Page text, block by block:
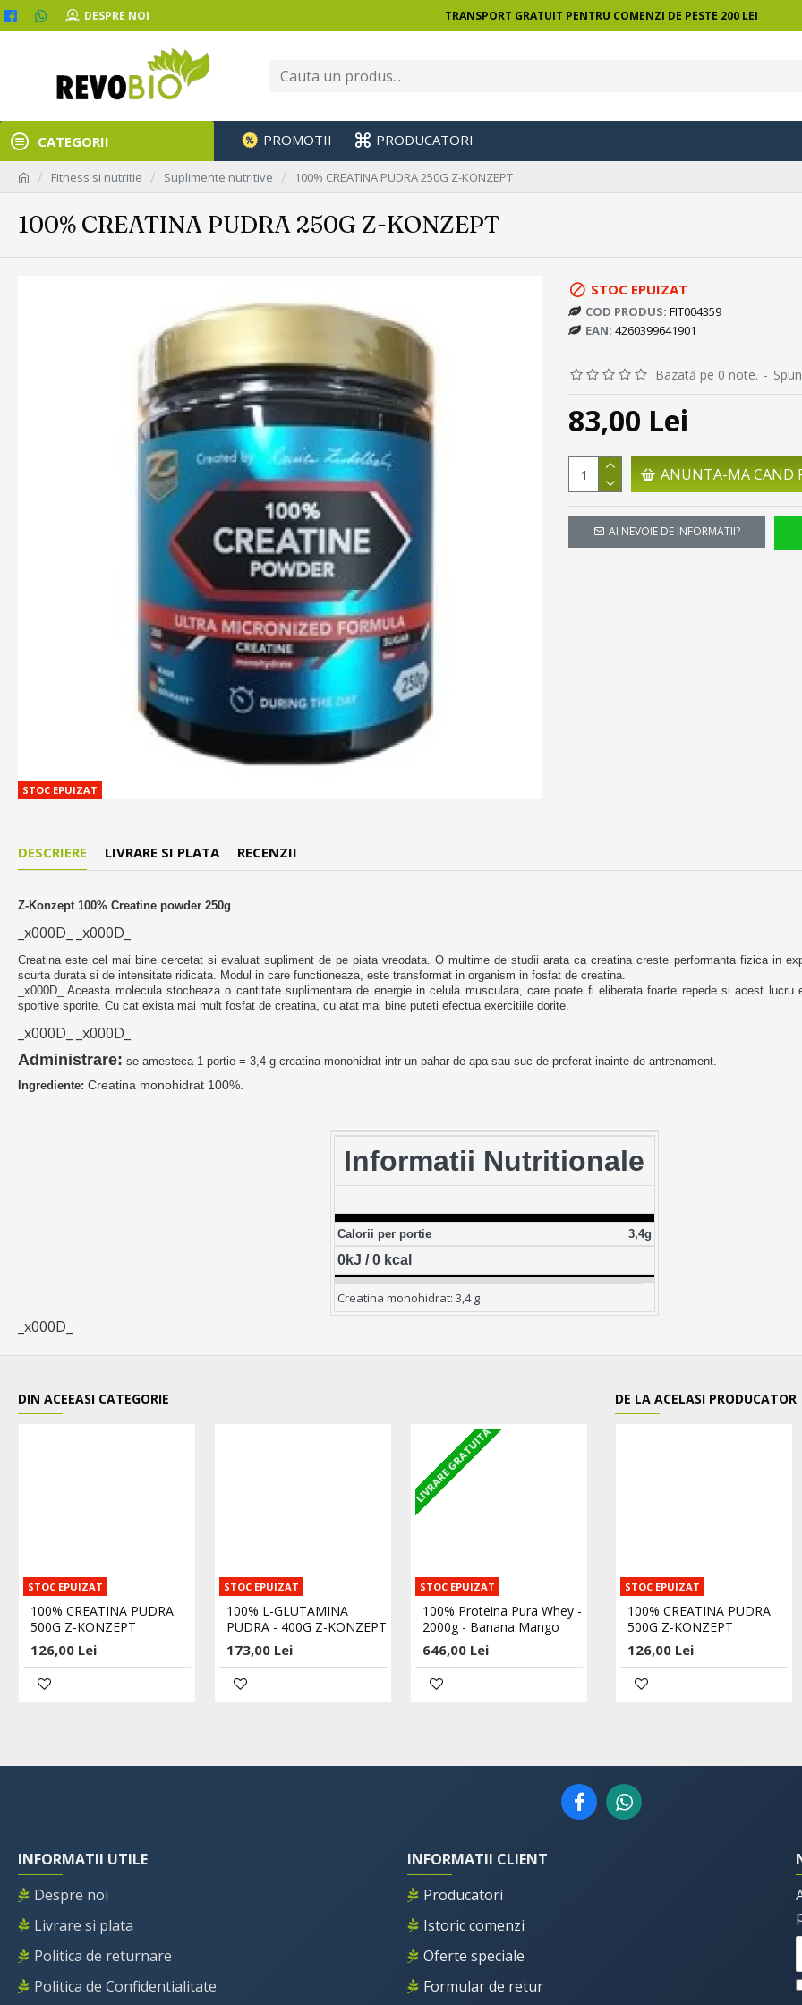
DESPRE NOI TRANSPORT GRATUIT PENTRU COMENZI DE PESTE 200 LEI
CATEGORII PROMOTII PRODUCATORI
Fitness si nutritie Suplimente nutritive 100% CREATINA PUDRA 250G Z-KONZEPT
100% CREATINA PUDRA 250G Z-KONZEPT
STOC EPUIZAT
STOC EPUIZAT
COD PRODUS: FIT004359
EAN: 4260399641901
Bazată pe 0 note. -
83,00 Lei
ANUNTA-MA CAND
AI NEVOIE DE INFORMATII?
DESCRIERE LIVRARE SI PLATA RECENZII
Z-Konzept 100% Creatine powder 250g
_x000D_ _x000D_
Creatina este cel mai bine cercetat si evaluat supliment de pe piata vreodata. O multime de studii arata ca creatina creste performanta fizica in
scurta durata si de intensitate ridicata. Modul in care functioneaza, este transformat in organism in fosfat de creatina.
_x000D_ Aceasta molecula stocheaza o cantitate suplimentara de energie in celula musculara, care poate fi eliberata foarte repede si acest lucru
sportive sporite. Cu cat exista mai mult fosfat de creatina, cu atat mai bine puteti efectua exercitiile dorite.
_x000D_ _x000D_
Administrare: se amesteca 1 portie = 3,4 g creatina-monohidrat intr-un pahar de apa sau suc de preferat inainte de antrenament.
Ingrediente: Creatina monohidrat 100%.
Informatii Nutritionale
Calorii per portie 3,4g
0kJ / 0 kcal
Creatina monohidrat: 3,4 g
_x000D_
DIN ACEEASI CATEGORIE
STOC EPUIZAT
100% CREATINA PUDRA
500G Z-KONZEPT
126,00 Lei
STOC EPUIZAT
100% L-GLUTAMINA
PUDRA - 400G Z-KONZEPT
173,00 Lei
LIVRARE GRATUITA
STOC EPUIZAT
100% Proteina Pura Whey -
2000g - Banana Mango
646,00 Lei
STOC EPUIZAT
100% Proteina Pura Whey -
2000g - Blueberry
516,00 Lei
DE LA ACELASI PRODUCATOR
STOC EPUIZAT
100% CREATINA PUDRA
500G Z-KONZEPT
126,00 Lei
INFORMATII UTILE
Despre noi
Livrare si plata
Politica de returnare
Politica de Confidentialitate
INFORMATII CLIENT
Producatori
Istoric comenzi
Oferte speciale
Formular de retur